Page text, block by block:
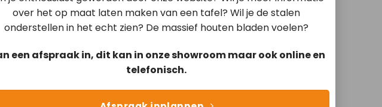
over het op maat laten maken van een tafel? Wil je de stalen
onderstellen in het echt zien? De massief houten bladen voelen?
een afspraak in, dit kan in onze showroom maar ook online en
telefonisch.
Rose, Ikata – Anemone,
Cross White, Ikata –
– Anemone, Slide Gold,
Ikata – Anemone, Slide
White, Ikata – Anemone,
Turn Gold, Ikata –
– Anemone, Turn Steel,
Misaki – Anemone,
Beehive Gold, Misaki